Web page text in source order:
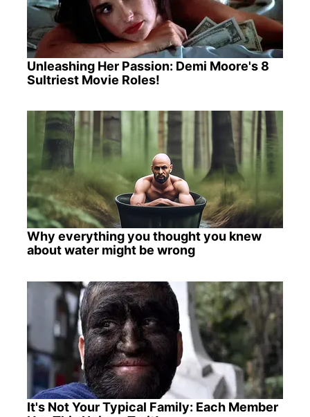
Unleashing Her Passion: Demi Moore's 8
Sultriest Movie Roles!
Why everything you thought you knew
about water might be wrong
It's Not Your Typical Family: Each Member